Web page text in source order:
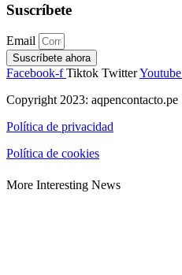
Suscríbete
Email
Suscríbete ahora
Facebook-f Tiktok TwitterYoutube
Copyright 2023: aqpencontacto.pe
Política de privacidad
Política de cookies
More Interesting News